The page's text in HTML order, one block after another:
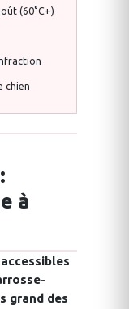
(60°C+)
chien
à
grand des